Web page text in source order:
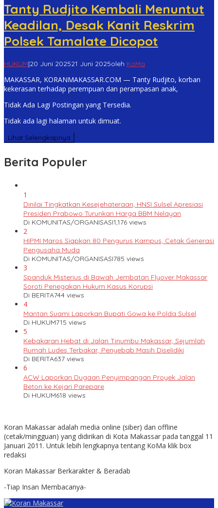
Tanty Rudjito Kembali Menuntut
Keadilan, Desak Kanit Reskrim
Polsek Tamalate Dicopot
HUKUM|20 Juni 202521 Juni 2025oleh KoMa
MAKASSAR, KORANMAKASSAR.COM — Tanty Rudjito, korban
kekerasan terhadap perempuan dan perampasan anak,
Tidak Ada Lagi Postingan yang Tersedia.
Tidak ada lagi halaman untuk dimuat.
Lihat Selengkapnya
Berita Populer
1
Dinilai Tingkatkan Kesejehateraan, HNSI Sulsel Apresiasi
Presiden Prabowo Turunkan Harga BBM Nelayan
Di KOMUNITAS/ORGANISASI1,176 views
2
HIPMI Maros Siapkan 80 Pengurus Kampus, Cetak Generasi
Pengusaha Muda
Di KOMUNITAS/ORGANISASI785 views
3
Spanduk Misterius di Bawah Jembatan Flyover Makassar
Soroti Penegakan Hukum Kasus Korupsi
Di BERITA744 views
4
Mantan Suami Laporkan Bupati Gowa ke Polda Sulsel
Di HUKUM715 views
5
Kebakaran Hebat di Jalan Tinumbu Makassar, Sejumlah
Rumah Ludes Terbakar, Penyebab Masih Diselidiki
Di BERITA637 views
6
ACW Laporkan Dugaan Penyimpangan Proyek Jalan
Beton ke Kejari Parepare
Di HUKUM618 views
Koran Makassar adalah media online (siber) dan offline
(cetak/mingguan) yang didirikan di Kota Makassar pada tanggal 11
Januari 2011. Untuk lebih lengkapnya tentang KoMa klik box
redaksi
Koran Makassar Berkarakter & Beradab
-Tiap Insan Membacanya-